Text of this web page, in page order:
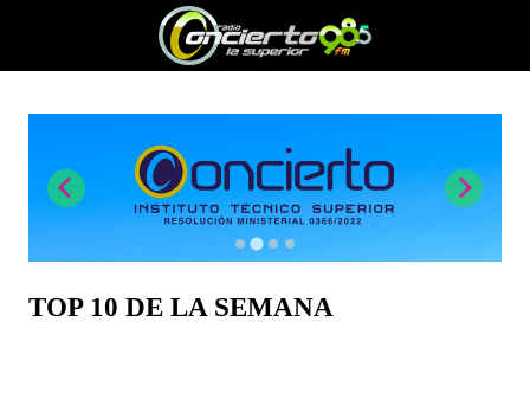
TOP 10 DE LA SEMANA